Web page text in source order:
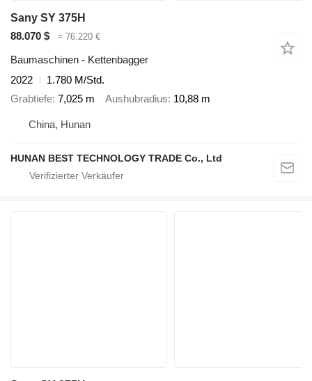
Sany SY 375H
88.070 $
≈ 76.220 €
Baumaschinen - Kettenbagger
2022
1.780 M/Std.
Grabtiefe 7,025 m Aushubradius 10,88 m
China, Hunan
HUNAN BEST TECHNOLOGY TRADE Co., Ltd